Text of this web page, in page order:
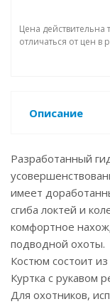
Цена
отличаться от цен в
Описание
Разработанный
имеет
сгиба локтей и
комфортное
подводной охоты.
Костюм состоит
Куртка с рукавом
Для охотников,